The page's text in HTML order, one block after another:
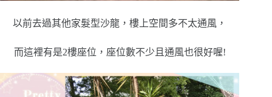
以前去過其他家髮型沙龍，樓上空間多不太通風，
而這裡有是2樓座位，座位數不少且通風也很好喔!